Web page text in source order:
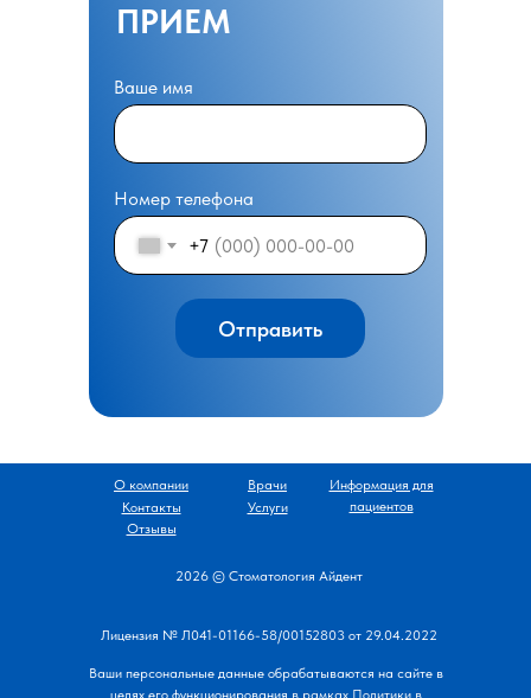
ПРИЕМ
Ваше имя
Номер телефона
+7
Отправить
2026 © Стоматология Айдент
О компании
Услуги
Врачи
Информация для
пациентов
Отзывы
Контакты
Лицензия № Л041-01166-58/00152803 от 29.04.2022
Ваши персональные данные обрабатываются на сайте в
целях его функционирования в рамках Политики в